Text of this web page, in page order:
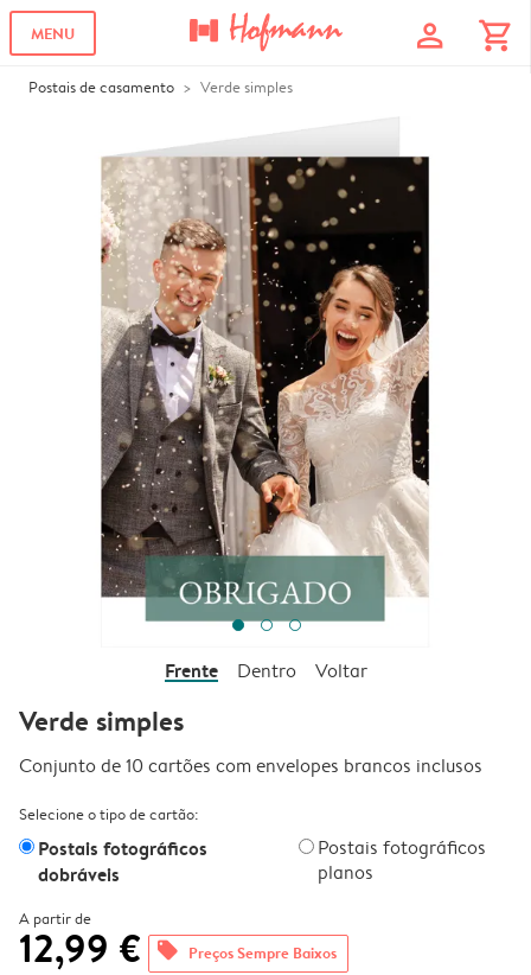
MENU profile shopping_cart
Postais de casamento Verde simples
Frente Dentro Voltar
Verde simples
Conjunto de 10 cartões com envelopes brancos inclusos
Selecione o tipo de cartão:
Postais fotográficos
dobráveis
Postais fotográficos
planos
A partir de
12,99 € offers Preços Sempre Baixos